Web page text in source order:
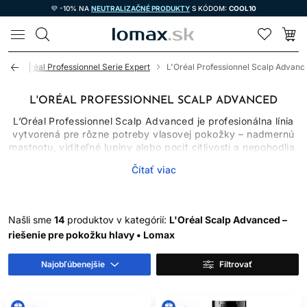
💜 -10% NA NEUTRALIZAČNÉ PRODUKTY S KÓDOM: COOL10
LOMAX
L'Oréal Professionnel Serie Expert L'Oréal Professionnel Scalp
L'ORÉAL PROFESSIONNEL SCALP ADVANCED
L’Oréal Professionnel Scalp Advanced je profesionálna línia
vytvorená pre rôzne potreby vlasovej pokožky – nadmernú
mastnotu, viditeľné lupiny alebo pocit citlivosti a nepohodlia.
mastné vlasy, čistiaci íl 2 v 1, jemný šampón na citlivú
Jednotlivé produkty nemajú rovnaké zloženie ani účel.
Mastnota, lupiny a citlivosť sa môžu prejavovať súčasne, ale
vyžadujú odlišne zostavenú rutinu. Základom správneho
výberu je preto určiť hlavný problém, prečítať si názov
Čítať viac
Našli sme 14 produktov v kategórií: L'Oréal Scalp Advanced –
riešenie pre pokožku hlavy • Lomax
Najobľúbenejšie Filtrovať